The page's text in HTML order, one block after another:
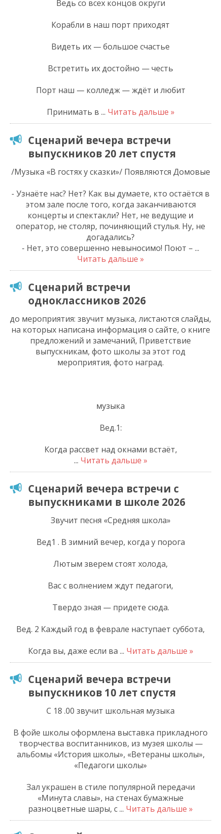
Ведь со всех концов округи
Корабли в наш порт приходят
Видеть их — большое счастье
Встретить их достойно — честь
Порт наш — колледж — ждёт и любит
Принимать в ... Читать дальше »
Сценарий вечера встречи
выпускников 20 лет спустя
/Музыка «В гостях у сказки»/ Появляются Домовые
- Узнаёте нас? Нет? Как вы думаете, кто остаётся в
этом зале после того, когда заканчиваются
концерты и спектакли? Нет, не ведущие и
оператор, не столяр, починяющий стулья. Ну, не
догадались?
- Нет, это совершенно невыносимо! Поют – ...
Читать дальше »
Сценарий встречи
одноклассников 2026
до мероприятия: звучит музыка, листаются слайды,
на которых написана информация о сайте, о книге
предложений и замечаний, Приветствие
выпускникам, фото школы за этот год
мероприятия, фото наград.
музыка
Вед.1:
Когда рассвет над окнами встаёт,
... Читать дальше »
Сценарий вечера встречи с
выпускниками в школе 2026
Звучит песня «Средняя школа»
Вед1 . В зимний вечер, когда у порога
Лютым зверем стоят холода,
Вас с волнением ждут педагоги,
Твердо зная — придете сюда.
Вед. 2 Каждый год в феврале наступает суббота,
Когда вы, даже если ва ... Читать дальше »
Сценарий вечера встречи
выпускников 10 лет спустя
С 18 .00 звучит школьная музыка
В фойе школы оформлена выставка прикладного
творчества воспитанников, из музея школы —
альбомы «История школы», «Ветераны школы»,
«Педагоги школы»
Зал украшен в стиле популярной передачи
«Минута славы», на стенах бумажные
разноцветные шары, с... Читать дальше »